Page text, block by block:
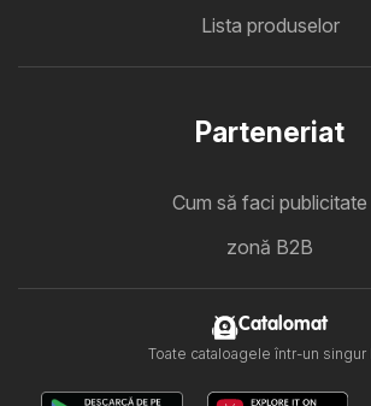
Lista produselor
Parteneriat
Cum să faci publicitate
zonă B2B
Catalomat
Toate cataloagele într-un singur